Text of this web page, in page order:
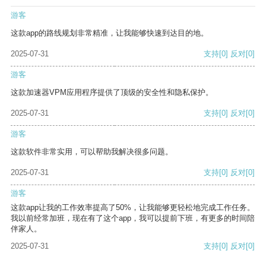
游客
这款app的路线规划非常精准，让我能够快速到达目的地。
2025-07-31 支持[0] 反对[0]
游客
这款加速器VPM应用程序提供了顶级的安全性和隐私保护。
2025-07-31 支持[0] 反对[0]
游客
这款软件非常实用，可以帮助我解决很多问题。
2025-07-31 支持[0] 反对[0]
游客
这款app让我的工作效率提高了50%，让我能够更轻松地完成工作任务。
我以前经常加班，现在有了这个app，我可以提前下班，有更多的时间陪
伴家人。
2025-07-31
支持[0] 反对[0]